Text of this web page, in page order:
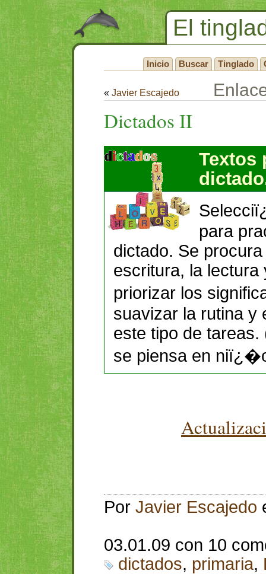
El
Inicio Buscar Tinglado
« Javier Escajedo
Dictados II
Textos
para
dictado. Se
escritura, la lectura
priorizar los
suavizar la rutina y
este tipo de
se piensa en
Por Javier Escajedo
03.01.09 con 10
dictados, primaria,